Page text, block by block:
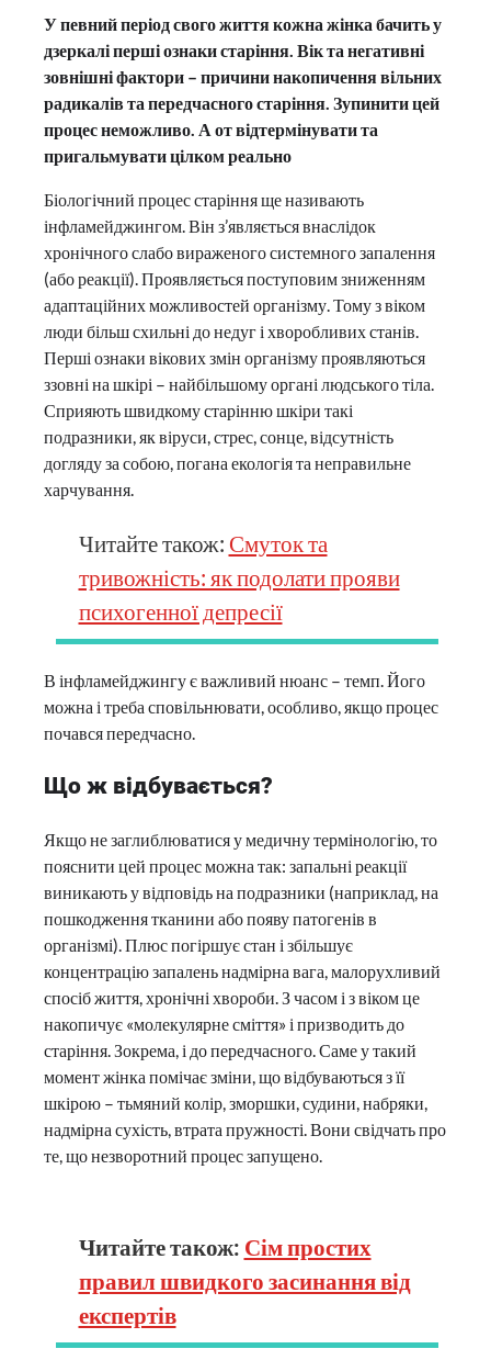
У певний період свого життя кожна жінка бачить у
дзеркалі перші ознаки старіння. Вік та негативні
зовнішні фактори – причини накопичення вільних
радикалів та передчасного старіння. Зупинити цей
процес неможливо. А от відтермінувати та
пригальмувати цілком реально
Біологічний процес старіння ще називають
інфламейджингом. Він з’являється внаслідок
хронічного слабо вираженого системного запалення
(або реакції). Проявляється поступовим зниженням
адаптаційних можливостей організму. Тому з віком
люди більш схильні до недуг і хворобливих станів.
Перші ознаки вікових змін організму проявляються
ззовні на шкірі – найбільшому органі людського тіла.
Сприяють швидкому старінню шкіри такі
подразники, як віруси, стрес, сонце, відсутність
догляду за собою, погана екологія та неправильне
харчування.
Читайте також: Смуток та
тривожність: як подолати прояви
психогенної депресії
В інфламейджингу є важливий нюанс – темп. Його
можна і треба сповільнювати, особливо, якщо процес
почався передчасно.
Що ж відбувається?
Якщо не заглиблюватися у медичну термінологію, то
пояснити цей процес можна так: запальні реакції
виникають у відповідь на подразники (наприклад, на
пошкодження тканини або появу патогенів в
організмі). Плюс погіршує стан і збільшує
концентрацію запалень надмірна вага, малорухливий
спосіб життя, хронічні хвороби. З часом і з віком це
накопичує «молекулярне сміття» і призводить до
старіння. Зокрема, і до передчасного. Саме у такий
момент жінка помічає зміни, що відбуваються з її
шкірою – тьмяний колір, зморшки, судини, набряки,
надмірна сухість, втрата пружності. Вони свідчать про
те, що незворотний процес запущено.
Читайте також: Сім простих
правил швидкого засинання від
експертів